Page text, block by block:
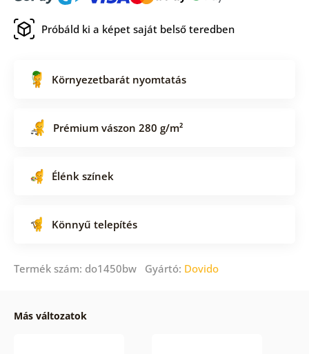
Próbáld ki a képet saját belső teredben
Környezetbarát nyomtatás
Prémium vászon 280 g/m²
Élénk színek
Könnyű telepítés
Termék szám: do1450bw Gyártó: Dovido
Más változatok